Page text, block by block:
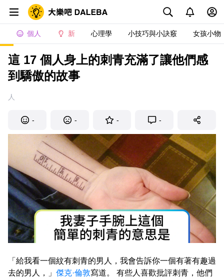
個人 新 心理學 小技巧與小訣竅 女孩小物
這 17 個人身上的刺青充滿了讓他們感
到驕傲的故事
人
- - - -
「給我看一個紋有刺青的男人，我會告訴你一個有著有趣過
去的男人，」 傑克·倫敦寫道。 有些人喜歡批評刺青，他們